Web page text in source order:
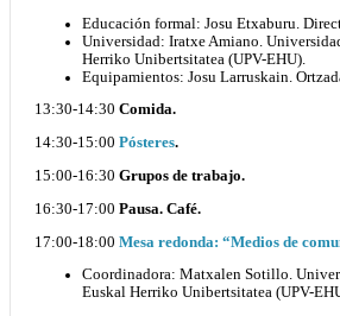
Educación formal: Josu Etxaburu.
Universidad: Iratxe Amiano.
Herriko Unibertsitatea (UPV-EHU).
Equipamientos: Josu Larruskain.
13:30-14:30 Comida.
14:30-15:00 Pósteres.
15:00-16:30 Grupos de trabajo.
16:30-17:00 Pausa. Café.
17:00-18:00 Mesa redonda: “Medios de
Coordinadora: Matxalen Sotillo.
Euskal Herriko Unibertsitatea (UPV-